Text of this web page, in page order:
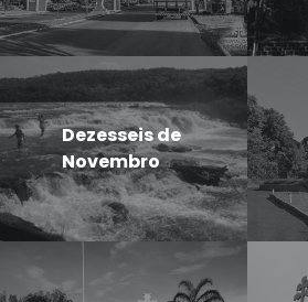
Dezesseis de
Novembro